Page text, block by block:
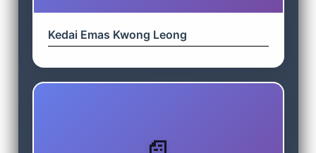
Kedai Emas Kwong Leong